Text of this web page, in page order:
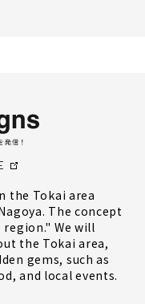
the Tokai area
The concept
We will
the Tokai area,
gems, such as
and local events.